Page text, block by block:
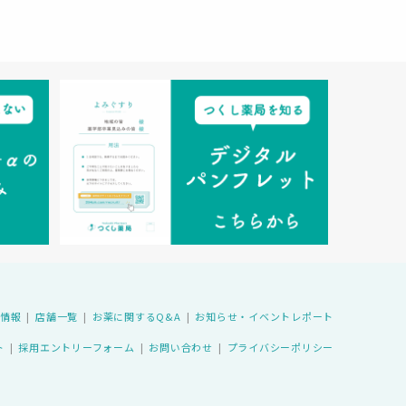
報 店舗一覧 お薬に関するQ&A お知らせ・イベントレポート
採用エントリーフォーム お問い合わせ プライバシーポリシー